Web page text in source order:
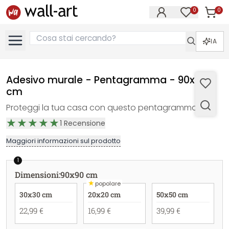
0 0
IA
Adesivo murale - Pentagramma - 90x90
cm
Proteggi la tua casa con questo pentagramma!
1 Recensione
Maggiori informazioni sul prodotto
1
Dimensioni:90x90 cm
30x30 cm
22,99 €
★popolare
20x20 cm
16,99 €
50x50 cm
39,99 €